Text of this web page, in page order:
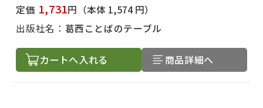
定価 1,731円 （本体 1,574 円）
出版社名： 葛西ことばのテーブル
カートへ入れる 商品詳細へ